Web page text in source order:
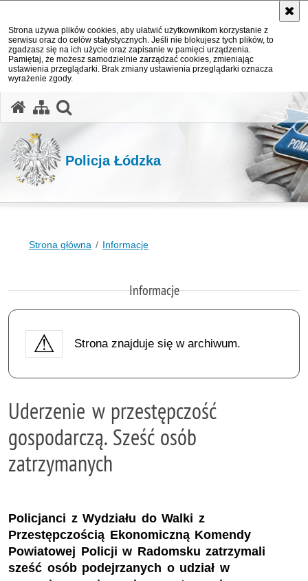
Strona używa plików cookies, aby ułatwić użytkownikom korzystanie z
serwisu oraz do celów statystycznych. Jeśli nie blokujesz tych plików, to
zgadzasz się na ich użycie oraz zapisanie w pamięci urządzenia.
Pamiętaj, że możesz samodzielnie zarządzać cookies, zmieniając
ustawienia przeglądarki. Brak zmiany ustawienia przeglądarki oznacza
wyrażenie zgody.
Policja Łódzka
Strona główna Informacje
Informacje
Strona znajduje się w archiwum.
Uderzenie w przestępczość
gospodarczą. Sześć osób
zatrzymanych
Policjanci z Wydziału do Walki z
Przestępczością Ekonomiczną Komendy
Powiatowej Policji w Radomsku zatrzymali
sześć osób podejrzanych o udział w